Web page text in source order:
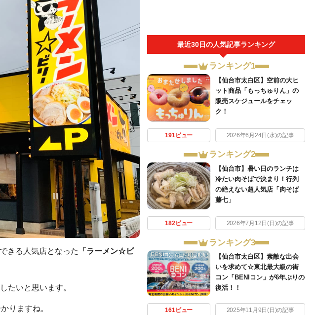
きる人気店となった
「ラーメン☆ビ
たいと思います。
りますね。
最近30日の人気記事ランキング
ランキング1
【仙台市太白区】空前の大ヒ
ット商品「もっちゅりん」の
販売スケジュールをチェッ
ク！
191ビュー 2026年6月24日(水)の記事
ランキング2
【仙台市】暑い日のランチは
冷たい肉そばで決まり！行列
の絶えない超人気店「肉そば
藤七」
182ビュー 2026年7月12日(日)の記事
ランキング3
【仙台市太白区】素敵な出会
いを求めて☆東北最大級の街
コン「BENIコン」が6年ぶりの
復活！！
161ビュー 2025年11月9日(日)の記事